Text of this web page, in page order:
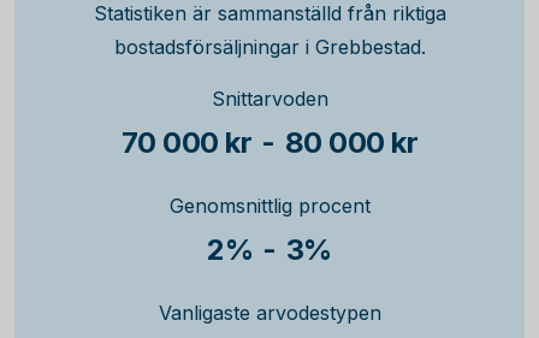
Statistiken är sammanställd från riktiga
bostadsförsäljningar i Grebbestad.
Snittarvoden
70 000 kr - 80 000 kr
Genomsnittlig procent
2% - 3%
Vanligaste arvodestypen